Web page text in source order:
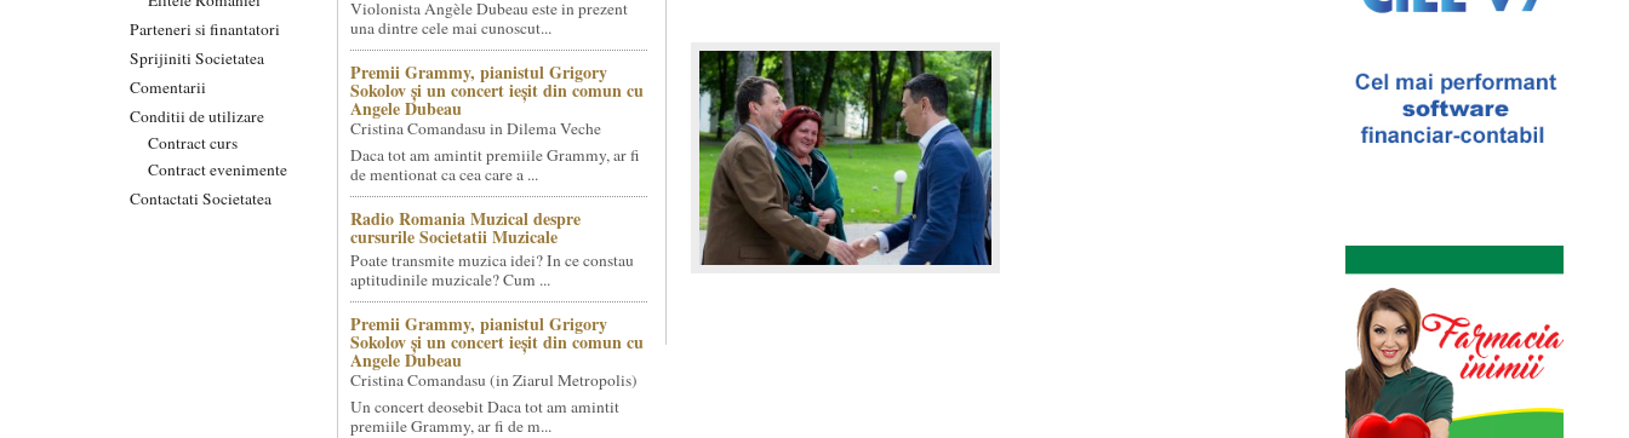
Parteneri si finantatori
Sprijiniti Societatea
Comentarii
Conditii de utilizare
Contract curs
Contract evenimente
Contactati Societatea
Violonista Angèle Dubeau este in prezent
una dintre cele mai cunoscut...
Premii Grammy, pianistul Grigory
Sokolov și un concert ieșit din comun cu
Angele Dubeau
Cristina Comandasu in Dilema Veche
Daca tot am amintit premiile Grammy, ar fi
de mentionat ca cea care a ...
Radio Romania Muzical despre
cursurile Societatii Muzicale
Poate transmite muzica idei? In ce constau
aptitudinile muzicale? Cum ...
Premii Grammy, pianistul Grigory
Sokolov și un concert ieșit din comun cu
Angele Dubeau
Cristina Comandasu (in Ziarul Metropolis)
Un concert deosebit Daca tot am amintit
premiile Grammy, ar fi de m...